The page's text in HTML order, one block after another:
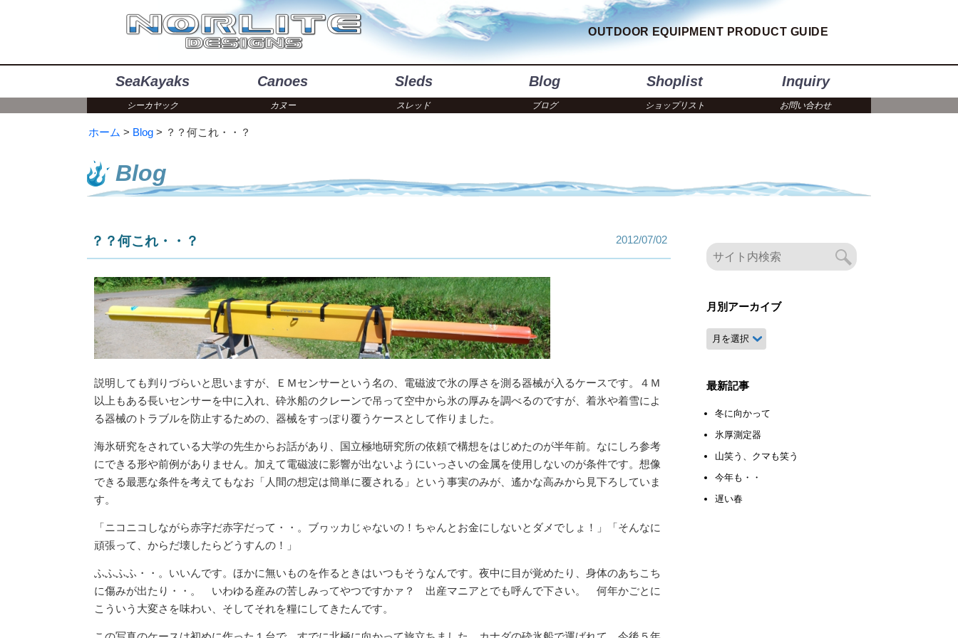
OUTDOOR EQUIPMENT PRODUCT GUIDE
SeaKayaks
シーカヤック
Canoes
カヌー
Sleds
スレッド
Blog
ブログ
Shoplist
ショップリスト
Inquiry
お問い合わせ
ホーム Blog ？？何これ・・？
Blog
？？何これ・・？ 2012/07/02
説明しても判りづらいと思いますが、ＥＭセンサーという名の、電磁波で氷の厚さを測る器械が入るケースです。４Ｍ
以上もある長いセンサーを中に入れ、砕氷船のクレーンで吊って空中から氷の厚みを調べるのですが、着氷や着雪によ
る器械のトラブルを防止するための、器械をすっぽり覆うケースとして作りました。
海氷研究をされている大学の先生からお話があり、国立極地研究所の依頼で構想をはじめたのが半年前。なにしろ参考
にできる形や前例がありません。加えて電磁波に影響が出ないようにいっさいの金属を使用しないのが条件です。想像
できる最悪な条件を考えてもなお「人間の想定は簡単に覆される」という事実のみが、遙かな高みから見下ろしていま
す。
「ニコニコしながら赤字だ赤字だって・・。ブヮッカじゃないの！ちゃんとお金にしないとダメでしょ！」「そんなに
頑張って、からだ壊したらどうすんの！」
ふふふふ・・。いいんです。ほかに無いものを作るときはいつもそうなんです。夜中に目が覚めたり、身体のあちこち
に傷みが出たり・・。 いわゆる産みの苦しみってやつですかァ？ 出産マニアとでも呼んで下さい。 何年かごとに
こういう大変さを味わい、そしてそれを糧にしてきたんです。
月別アーカイブ
月
別
ー
イ
ブ
最新記事
冬に向かって
氷厚測定器
山笑う、クマも笑う
今年も・・
遅い春